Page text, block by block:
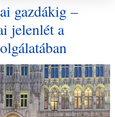
gazdákig –
jelenlét a